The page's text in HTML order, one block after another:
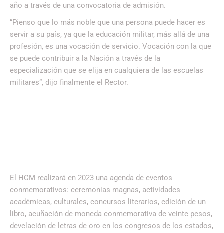
año a través de una convocatoria de admisión.
“Pienso que lo más noble que una persona puede hacer es
servir a su país, ya que la educación militar, más allá de una
profesión, es una vocación de servicio. Vocación con la que
se puede contribuir a la Nación a través de la
especialización que se elija en cualquiera de las escuelas
militares”, dijo finalmente el Rector.
El HCM realizará en 2023 una agenda de eventos
conmemorativos: ceremonias magnas, actividades
académicas, culturales, concursos literarios, edición de un
libro, acuñación de moneda conmemorativa de veinte pesos,
develación de letras de oro en los congresos de los estados,